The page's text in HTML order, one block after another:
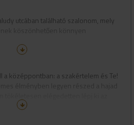
utcában található szalonom, mely
a középpontban: a szakértelem és Te!
éreznéd magad - ez nem csak
ahol önmagad lehetsz!